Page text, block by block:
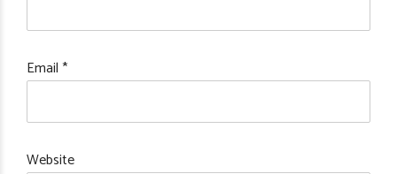
Email *
Website